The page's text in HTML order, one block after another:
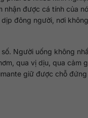
nhận được cá tính của
đông người, nơi
Người uống không
qua vị dịu, qua cảm
giữ được chỗ